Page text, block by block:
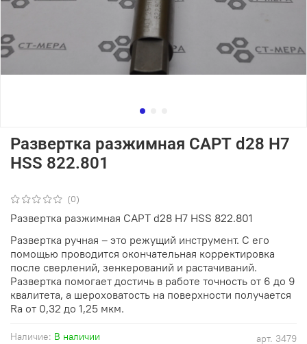
(0)
арт. 3479
Наличие: В наличии
Развертка разжимная САРТ d28 Н7
HSS 822.801
Развертка разжимная САРТ d28 Н7 HSS 822.801
Развертка ручная – это режущий инструмент. С его
помощью проводится окончательная корректировка
после сверлений, зенкерований и растачиваний.
Развертка помогает достичь в работе точность от 6 до 9
квалитета, а шероховатость на поверхности получается
Ra от 0,32 до 1,25 мкм.